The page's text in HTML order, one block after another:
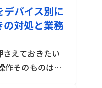
デバイス別に
の対処と業務
えておきたい
作そのものは、